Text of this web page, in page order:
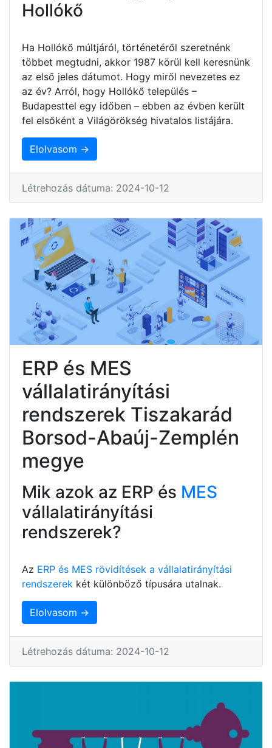
Hollókő
Ha Hollókő múltjáról, történetéről szeretnénk
többet megtudni, akkor 1987 körül kell keresnünk
az első jeles dátumot. Hogy miről nevezetes ez
az év? Arról, hogy Hollókő település –
Budapesttel egy időben – ebben az évben került
fel elsőként a Világörökség hivatalos listájára.
Elolvasom →
Létrehozás dátuma: 2024-10-12
ERP és MES
vállalatirányítási
rendszerek Tiszakarád
Borsod-Abaúj-Zemplén
megye
Mik azok az ERP és MES
vállalatirányítási
rendszerek?
Az ERP és MES rövidítések a vállalatirányítási
rendszerek két különböző típusára utalnak.
Elolvasom →
Létrehozás dátuma: 2024-10-12